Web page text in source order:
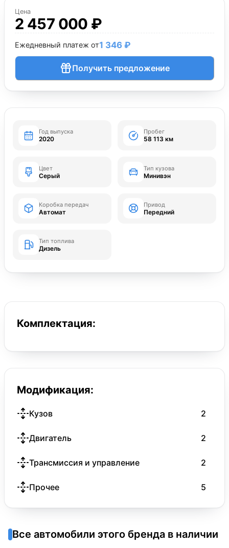
Цена
2 457 000 ₽
Ежедневный платеж от1 346 ₽
Получить предложение
Год выпуска
2020
Пробег
58 113 км
Цвет
Серый
Тип кузова
Минивэн
Коробка передач
Автомат
Привод
Передний
Тип топлива
Дизель
Комплектация:
Модификация:
Кузов 2
Двигатель 2
Трансмиссия и управление 2
Прочее 5
Все автомобили этого бренда в наличии